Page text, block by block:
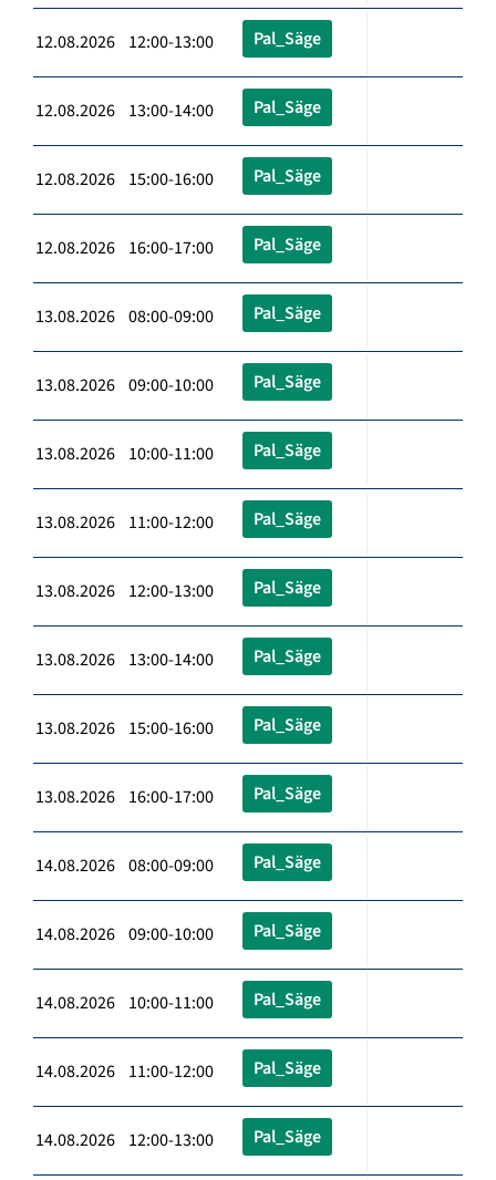
12.08.2026 12:00-13:00 Pal_Säge
12.08.2026 13:00-14:00 Pal_Säge
12.08.2026 15:00-16:00 Pal_Säge
12.08.2026 16:00-17:00 Pal_Säge
13.08.2026 08:00-09:00 Pal_Säge
13.08.2026 09:00-10:00 Pal_Säge
13.08.2026 10:00-11:00 Pal_Säge
13.08.2026 11:00-12:00 Pal_Säge
13.08.2026 12:00-13:00 Pal_Säge
13.08.2026 13:00-14:00 Pal_Säge
13.08.2026 15:00-16:00 Pal_Säge
13.08.2026 16:00-17:00 Pal_Säge
14.08.2026 08:00-09:00 Pal_Säge
14.08.2026 09:00-10:00 Pal_Säge
14.08.2026 10:00-11:00 Pal_Säge
14.08.2026 11:00-12:00 Pal_Säge
14.08.2026 12:00-13:00 Pal_Säge